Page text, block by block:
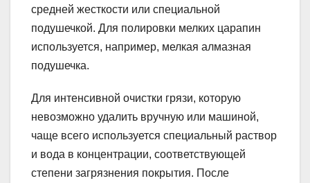
средней жесткости или специальной
подушечкой. Для полировки мелких царапин
используется, например, мелкая алмазная
подушечка.
Для интенсивной очистки грязи, которую
невозможно удалить вручную или машиной,
чаще всего используется специальный раствор
и вода в концентрации, соответствующей
степени загрязнения покрытия. После